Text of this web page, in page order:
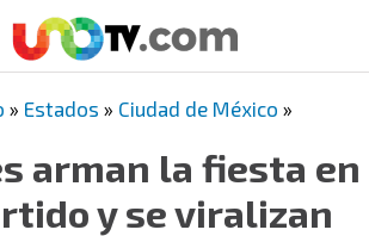
» Estados » Ciudad de México »
arman la fiesta en
y se viralizan